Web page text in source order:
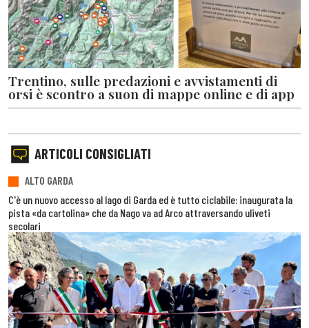
Trentino, sulle predazioni e avvistamenti di
orsi è scontro a suon di mappe online e di app
ARTICOLI CONSIGLIATI
ALTO GARDA
C'è un nuovo accesso al lago di Garda ed è tutto ciclabile: inaugurata la
pista «da cartolina» che da Nago va ad Arco attraversando uliveti
secolari